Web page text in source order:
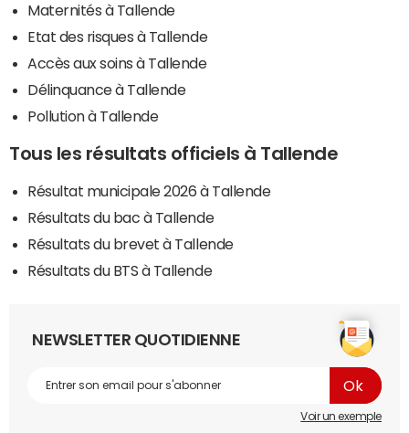
Maternités à Tallende
Etat des risques à Tallende
Accès aux soins à Tallende
Délinquance à Tallende
Pollution à Tallende
Tous les résultats officiels à Tallende
Résultat municipale 2026 à Tallende
Résultats du bac à Tallende
Résultats du brevet à Tallende
Résultats du BTS à Tallende
NEWSLETTER QUOTIDIENNE
Voir un exemple